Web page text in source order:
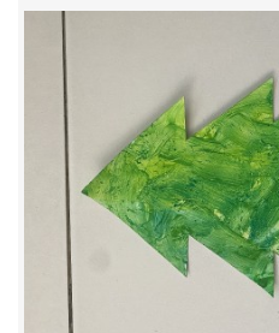
HALLOWEEN
SVATÝ MARTIN
SVATÁ KATEŘINA 25.LISTOPADU